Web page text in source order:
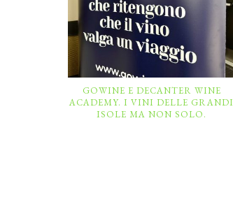
GOWINE E DECANTER WINE
ACADEMY. I VINI DELLE GRANDI
ISOLE MA NON SOLO.